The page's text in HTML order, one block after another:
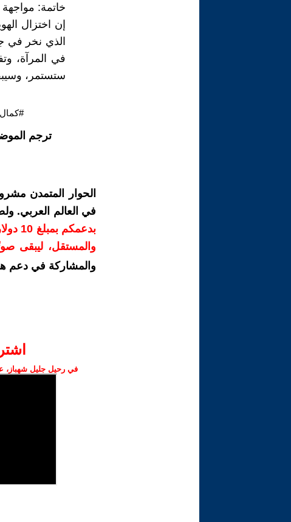
خاتمة: مواجهة
إن اختزال
الذي نخر في
في المرآة،
ستستمر،
ترجم
الحوار المتمدن
في العالم العربي.
والمستقل، ليبقى
والمشاركة في دعم
في رحيل جليل شهباز،